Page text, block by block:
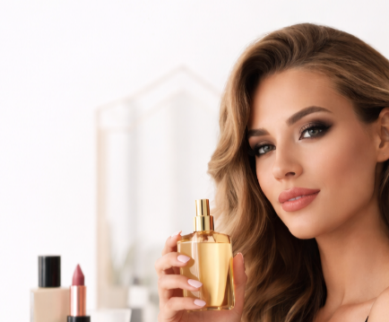
ou Levante e pague as suas encomendas nas nossas instalações em
Contactos Barbeiro Perfumes
L'Oreal SERIOXYL